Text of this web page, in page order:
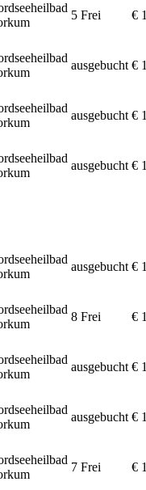
5 Frei €
ausgebucht €
ausgebucht €
ausgebucht €
ausgebucht €
8 Frei €
ausgebucht €
ausgebucht €
7 Frei €